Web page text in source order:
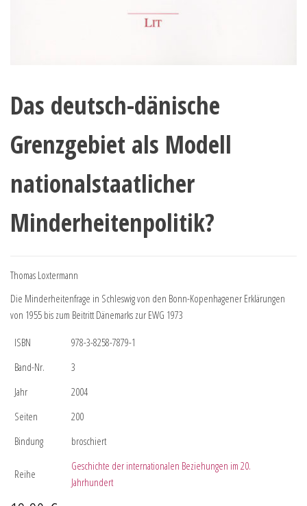
Das deutsch-dänische
Grenzgebiet als Modell
nationalstaatlicher
Minderheitenpolitik?
Thomas Loxtermann
Die Minderheitenfrage in Schleswig von den Bonn-Kopenhagener Erklärungen
von 1955 bis zum Beitritt Dänemarks zur EWG 1973
ISBN
978-3-8258-7879-1
Band-Nr.
3
Jahr
2004
Seiten
200
Bindung
broschiert
Reihe
Geschichte der internationalen Beziehungen im 20.
Jahrhundert